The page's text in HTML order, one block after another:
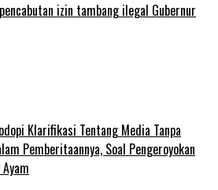
izin tambang ilegal Gubernur
Klarifikasi Tentang Media Tanpa
Pemberitaannya, Soal Pengeroyokan